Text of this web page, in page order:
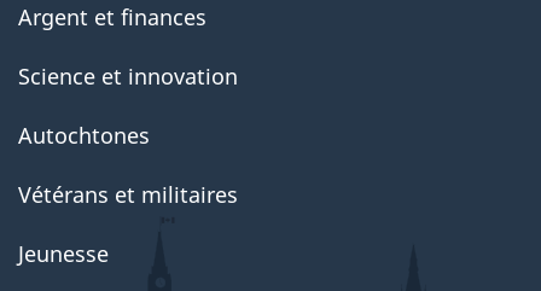
Argent et finances
Science et innovation
Autochtones
Vétérans et militaires
Jeunesse